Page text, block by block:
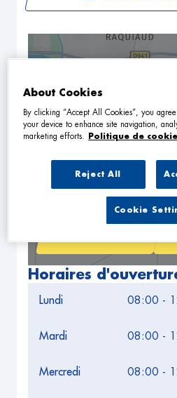
Horaires
Lundi 08:00 -
Mardi 08:00 -
Mercredi 08:00 -
About Cookies
By clicking “Accept All Cookies”, you
your device to enhance site navigation,
marketing efforts.
Politique de
Reject All
Cookie